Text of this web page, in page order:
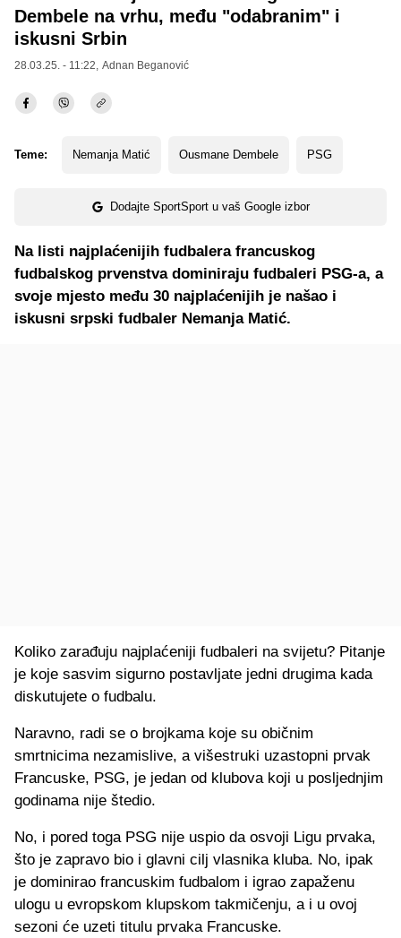
Dembele na vrhu, među "odabranim" i
iskusni Srbin
28.03.25. - 11:22, Adnan Beganović
Teme: Nemanja Matić Ousmane Dembele PSG
Dodajte SportSport u vaš Google izbor
Na listi najplaćenijih fudbalera francuskog
fudbalskog prvenstva dominiraju fudbaleri PSG-a, a
svoje mjesto među 30 najplaćenijih je našao i
iskusni srpski fudbaler Nemanja Matić.
Koliko zarađuju najplaćeniji fudbaleri na svijetu? Pitanje
je koje sasvim sigurno postavljate jedni drugima kada
diskutujete o fudbalu.
Naravno, radi se o brojkama koje su običnim
smrtnicima nezamislive, a višestruki uzastopni prvak
Francuske, PSG, je jedan od klubova koji u posljednjim
godinama nije štedio.
No, i pored toga PSG nije uspio da osvoji Ligu prvaka,
što je zapravo bio i glavni cilj vlasnika kluba. No, ipak
je dominirao francuskim fudbalom i igrao zapaženu
ulogu u evropskom klupskom takmičenju, a i u ovoj
sezoni će uzeti titulu prvaka Francuske.